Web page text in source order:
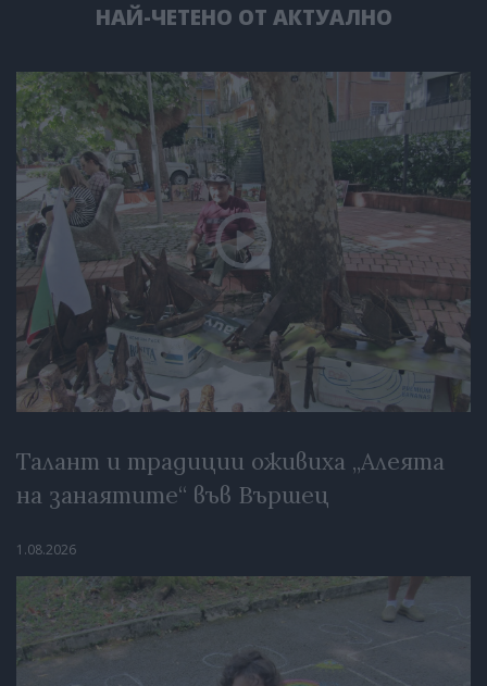
НАЙ-ЧЕТЕНО ОТ АКТУАЛНО
Талант и традиции оживиха „Алеята
на занаятите“ във Вършец
1.08.2026